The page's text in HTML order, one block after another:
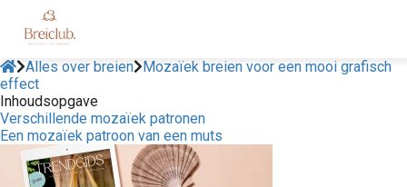
Alles over breien
Mozaïek breien voor een mooi grafisch
effect
Inhoudsopgave
Verschillende mozaïek patronen
Een mozaïek patroon van een muts